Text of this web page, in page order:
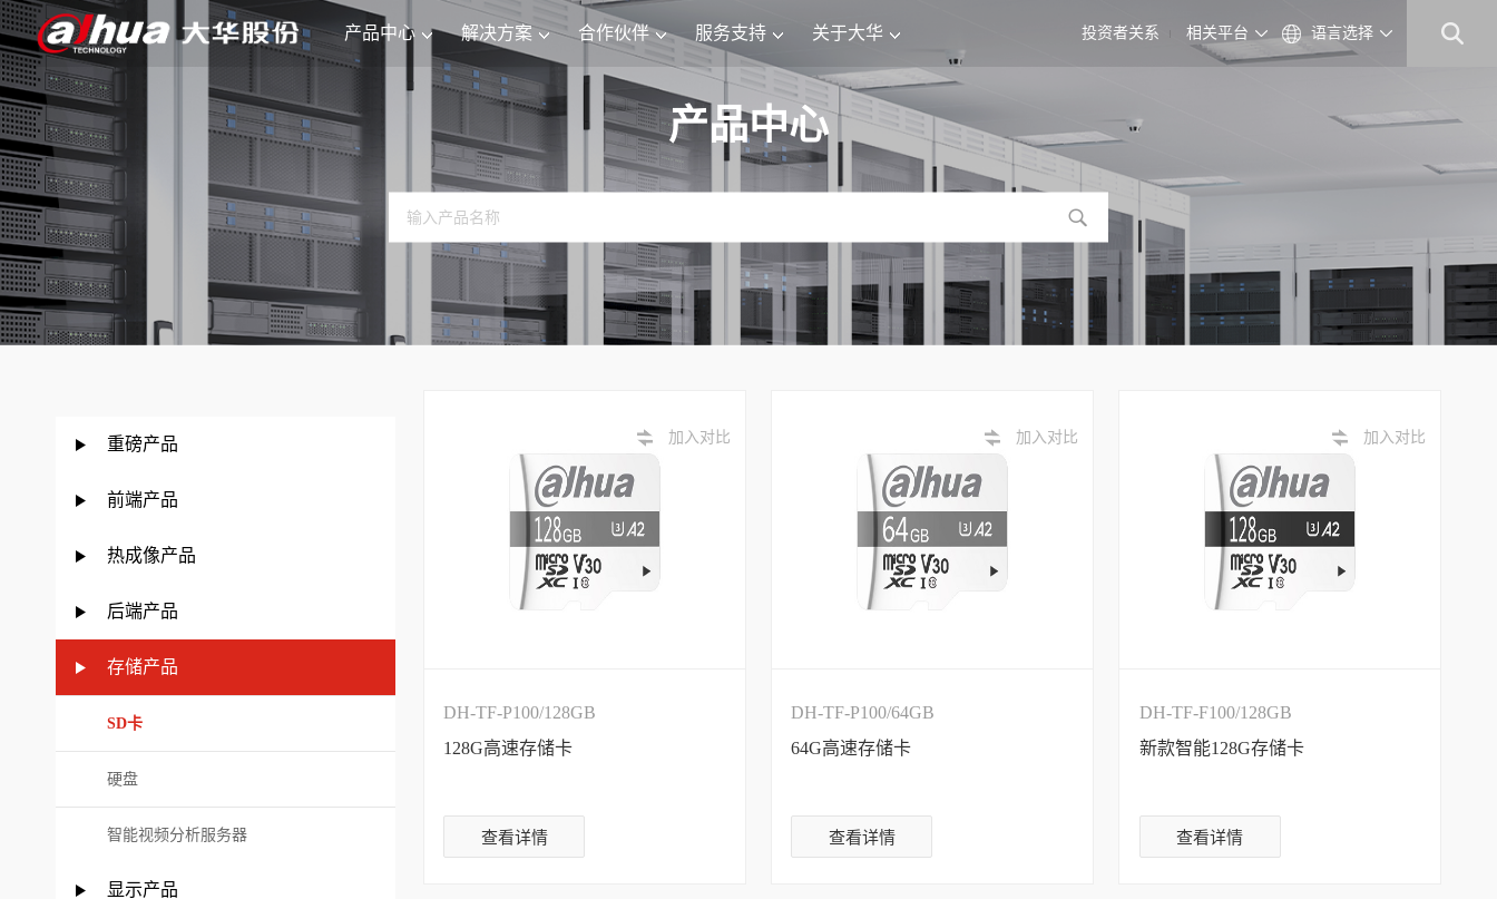
语言选择
相关平台
投资者关系
产品中心 解决方案 合作伙伴 服务支持 关于大华
产品中心
重磅产品
前端产品
热成像产品
后端产品
存储产品
SD卡
硬盘
智能视频分析服务器
显示产品
加入对比
DH-TF-P100/128GB
128G高速存储卡
查看详情
加入对比
DH-TF-P100/64GB
64G高速存储卡
查看详情
加入对比
DH-TF-F100/128GB
新款智能128G存储卡
查看详情